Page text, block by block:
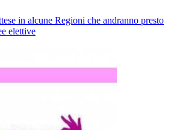
in alcune Regioni che andranno presto
elettive